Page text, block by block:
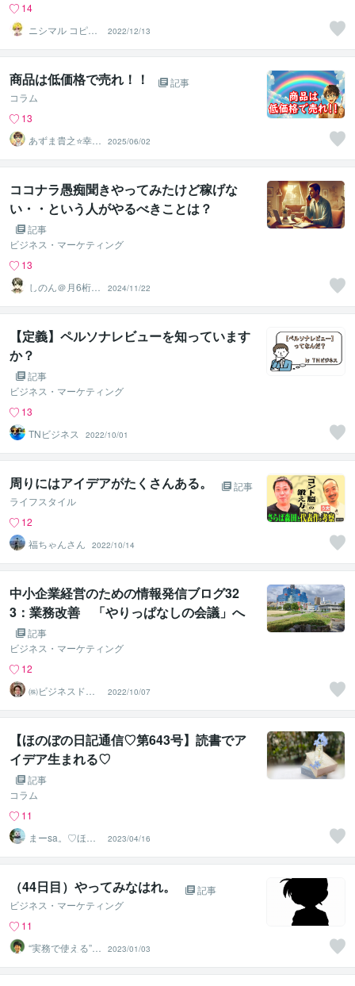
14
ニシマル コピー
ライター・マー
ケティング
2022/12/13
商品は低価格で売れ！！
記事
コラム
13
あずま貴之⭐幸せ
自分軸の生き方
育成コーチ
2025/06/02
ココナラ愚痴聞きやってみたけど稼げな
い・・という人がやるべきことは？
記事
ビジネス・マーケティング
13
しのん＠月6桁稼
ぐブロガー
2024/11/22
【定義】ペルソナレビューを知っています
か？
記事
ビジネス・マーケティング
13
TNビジネス
2022/10/01
周りにはアイデアがたくさんある。
記事
ライフスタイル
12
福ちゃんさん
2022/10/14
中小企業経営のための情報発信ブログ32
3：業務改善 「やりっぱなしの会議」へ
の対策
記事
ビジネス・マーケティング
12
㈱ビジネスドク
ター 白井裕之
2022/10/07
【ほのぼの日記通信♡第643号】読書でア
イデア生まれる♡
記事
コラム
11
まーsa。♡ほの
ぼのブログ毎日
配信♡
2023/04/16
（44日目）やってみなはれ。
記事
ビジネス・マーケティング
11
“実務で使える”改
善パートナー／
かめきち
2023/01/03